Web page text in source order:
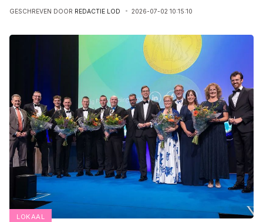
GESCHREVEN DOOR REDACTIE LOD 2026-07-02 10:15:10
LOKAAL